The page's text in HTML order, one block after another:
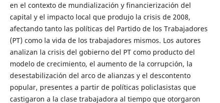
en el contexto de mundialización y financierización del
capital y el impacto local que produjo la crisis de 2008,
afectando tanto las políticas del Partido de los Trabajadores
(PT) como la vida de los trabajadores mismos. Los autores
analizan la crisis del gobierno del PT como producto del
modelo de crecimiento, el aumento de la corrupción, la
desestabilización del arco de alianzas y el descontento
popular, presentes a partir de políticas policlasistas que
castigaron a la clase trabajadora al tiempo que otorgaron